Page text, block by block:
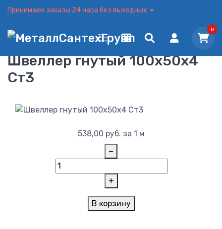
Принимаем заказы 24 часа без выходных
0
Швеллер гнутый 100x50x4
Ст3
538,00 руб. за 1 м
−
+
В корзину